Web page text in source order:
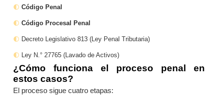
Código Penal
Código Procesal Penal
Decreto Legislativo 813 (Ley Penal Tributaria)
Ley N.° 27765 (Lavado de Activos)
¿Cómo funciona el proceso penal en
estos casos?
El proceso sigue cuatro etapas: